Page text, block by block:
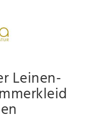
Leinen-